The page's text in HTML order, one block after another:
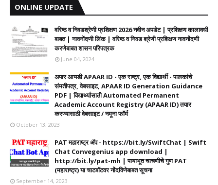
ONLINE UPDATE
वरिष्ठ व निवडश्रेणी प्रशिक्षण 2026 नवीन अपडेट | प्रशिक्षण कालावधी‌
बाबत | नावनोंदणी लिंक | वरिष्ठ व निवड श्रेणी प्रशिक्षण नावनोंदणी
करणेबाबत शासन परिपत्रक
June 04, 2024
अपार आयडी APAAR ID - एक राष्ट्र, एक विद्यार्थी - पालकांचे
संमतीपत्र, वेबसाइट, APAAR ID Generation Guidance
PDF | विद्यार्थ्यासाठी Automated Permanent
Academic Account Registry (APAAR ID) तयार
करण्यासाठी वेबसाइट / नमूना फॉर्म
October 13, 2023
PAT महाराष्ट्र ॲप - https://bit.ly/SwiftChat | Swift
Chat Convegenius app download |
http://bit.ly/pat-mh | पायाभूत चाचणीचे गुण PAT
(महाराष्ट्र) या चाटबॉटवर नोंदविणेबाबत सूचना
September 14, 2023